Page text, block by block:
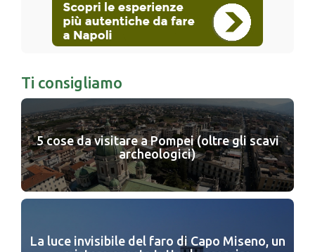
Ti consigliamo
5 cose da visitare a Pompei (oltre gli scavi
archeologici)
La luce invisibile del faro di Capo Miseno, un